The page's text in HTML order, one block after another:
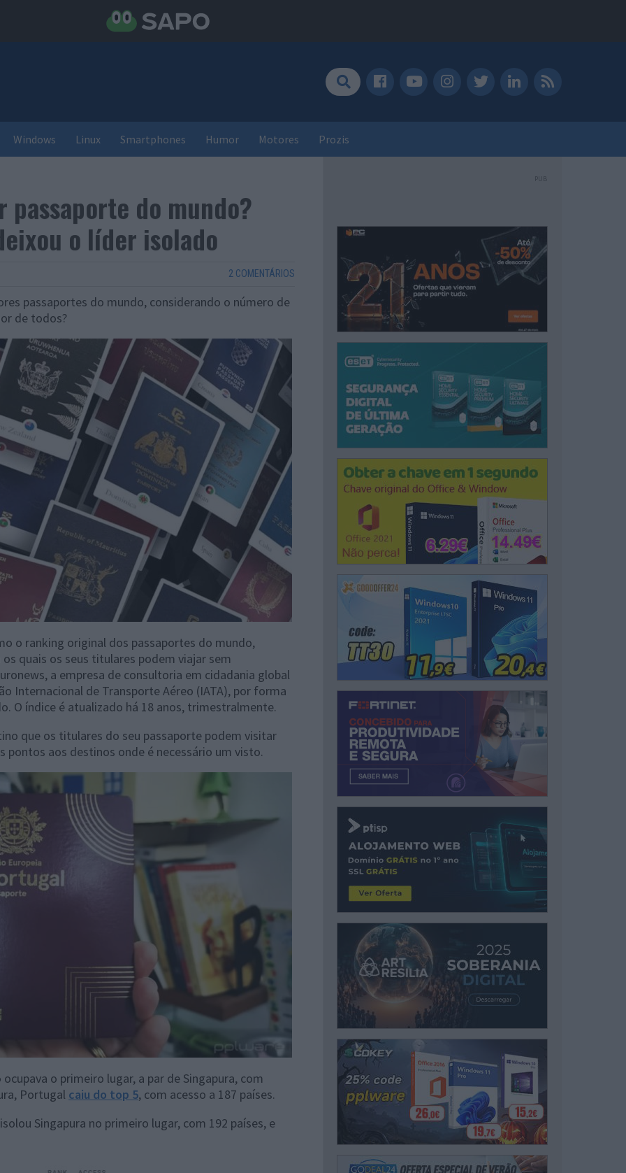
Windows Linux Smartphones Humor Motores Prozis
passaporte do mundo?
o líder isolado
2 COMENTÁRIOS
passaportes do mundo, considerando o número de
de todos?
o ranking original dos passaportes do mundo,
quais os seus titulares podem viajar sem
a empresa de consultoria em cidadania global
Internacional de Transporte Aéreo (IATA), por forma
O índice é atualizado há 18 anos, trimestralmente.
que os titulares do seu passaporte podem visitar
pontos aos destinos onde é necessário um visto.
o primeiro lugar, a par de Singapura, com
Portugal caiu do top 5, com acesso a 187 países.
Singapura no primeiro lugar, com 192 países, e
PUB